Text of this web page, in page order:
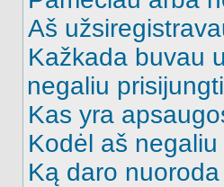
Aš
Kažkada buvau
negaliu
Kas yra
Kodėl aš
Ką daro